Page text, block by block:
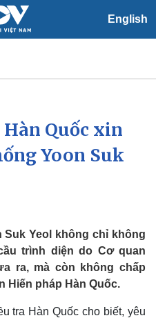
English
Xã hội
Tin 24h
Dự báo thời tiết
Quốc xin
Yoon Suk
Suk Yeol không chỉ không
trình diện do Cơ quan
ra, mà còn không chấp
Hiến pháp Hàn Quốc.
tra Hàn Quốc cho biết, yêu